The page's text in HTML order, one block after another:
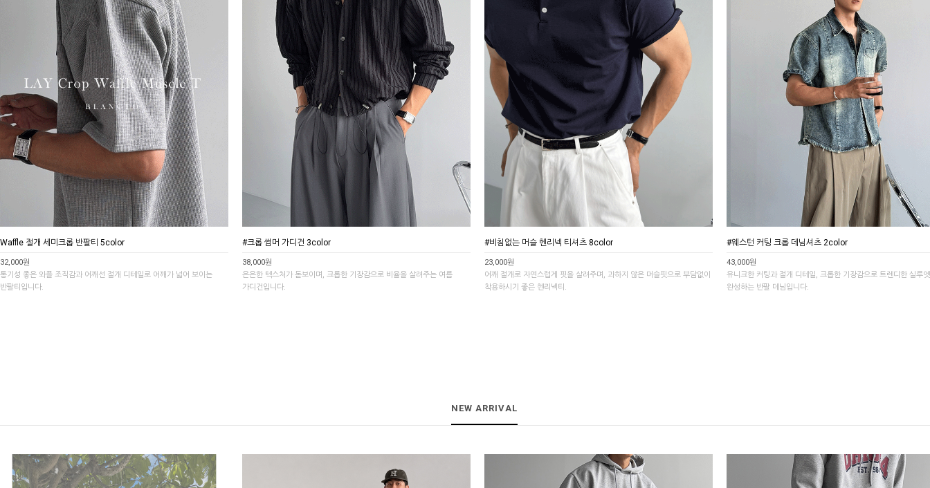
Waffle 절개 세미크롭 반팔티 5color
32,000원
통기성 좋은 와플 조직감과 어깨선 절개 디테일로 어깨가 넓어 보이는
반팔티입니다.
#크롭 썸머 가디건 3color
38,000원
은은한 텍스처가 돋보이며, 크롭한 기장감으로 비율을 살려주는 여름
가디건입니다.
#비침없는 머슬 헨리넥 티셔츠 8color
23,000원
어깨 절개로 자연스럽게 핏을 살려주며, 과하지 않은 머슬핏으로 부담없이
착용하시기 좋은 헨리넥티.
#웨스턴 커팅 크롭 데님셔츠 2color
43,000원
유니크한 커팅과 절개 디테일, 크롭한 기장감으로 트렌디한 실루
완성하는 반팔 데님입니다.
NEW ARRIVAL